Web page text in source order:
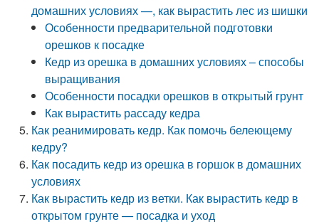
домашних условиях —, как вырастить лес из шишки
Особенности предварительной подготовки
орешков к посадке
Кедр из орешка в домашних условиях – способы
выращивания
Особенности посадки орешков в открытый грунт
Как вырастить рассаду кедра
Как реанимировать кедр. Как помочь белеющему
кедру?
Как посадить кедр из орешка в горшок в домашних
условиях
Как вырастить кедр из ветки. Как вырастить кедр в
открытом грунте — посадка и уход